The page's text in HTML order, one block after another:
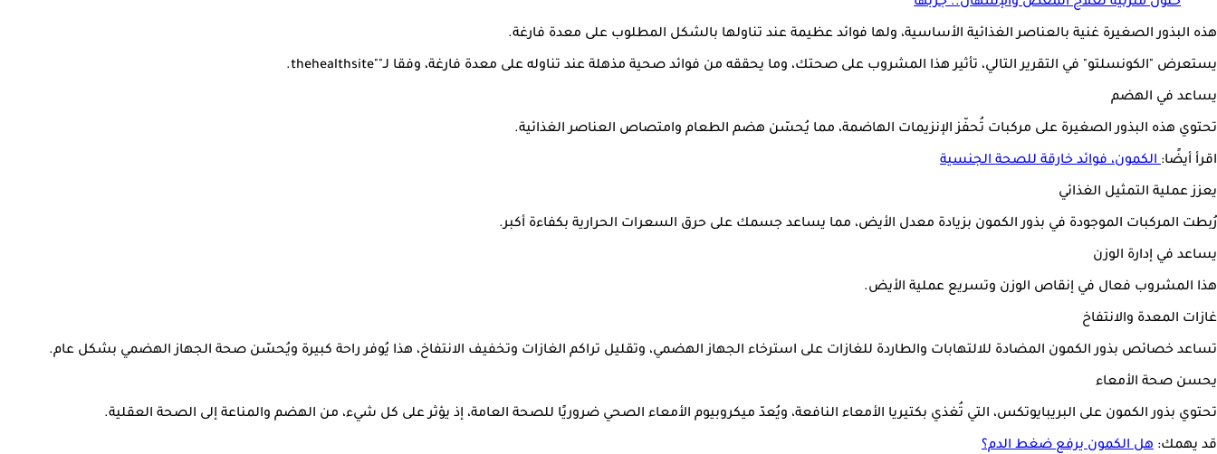
هذه البذور الصغيرة غنية بالعناصر الغذائية الأساسية، ولها فوائد عظيمة عند تناولها بالشكل المطلوب على معدة فارغة.
يستعرض "الكونسلتو" في التقرير التالي، تأثير هذا المشروب على صحتك، وما يحققه من فوائد صحية مذهلة عند تناوله على معدة فارغة، وفقا لـ""thehealthsite.
يساعد في الهضم
تحتوي هذه البذور الصغيرة على مركبات تُحفّز الإنزيمات الهاضمة، مما يُحسّن هضم الطعام وامتصاص العناصر الغذائية.
اقرأ أيضًا:الكمون، فوائد خارقة للصحة الجنسية
يعزز عملية التمثيل الغذائي
رُبطت المركبات الموجودة في بذور الكمون بزيادة معدل الأيض، مما يساعد جسمك على حرق السعرات الحرارية بكفاءة أكبر.
يساعد في إدارة الوزن
هذا المشروب فعال في إنقاص الوزن وتسريع عملية الأيض.
غازات المعدة والانتفاخ
تساعد خصائص بذور الكمون المضادة للالتهابات والطاردة للغازات على استرخاء الجهاز الهضمي، وتقليل تراكم الغازات وتخفيف الانتفاخ، هذا يُوفر راحة كبيرة ويُحسّن صحة الجهاز الهضمي بشكل عام.
يحسن صحة الأمعاء
تحتوي بذور الكمون على البريبايوتكس، التي تُغذي بكتيريا الأمعاء النافعة، ويُعدّ ميكروبيوم الأمعاء الصحي ضروريًا للصحة العامة، إذ يؤثر على كل شيء، من الهضم والمناعة إلى الصحة العقلية.
قد يهمك: هل الكمون يرفع ضغط الدم؟